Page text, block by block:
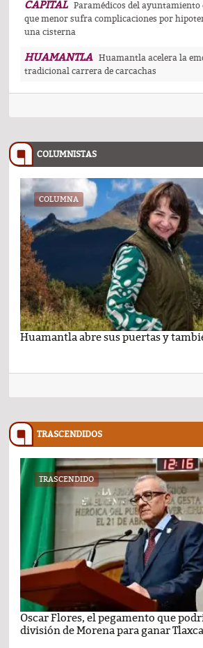
CAPITAL
Paramédicos del ayuntamiento
que menor sufra complicaciones por
una cisterna
HUAMANTLA
Huamantla acelera la
tradicional carrera de carcachas
COLUMNISTAS
COLUMNA
Huamantla abre sus puertas y
TRASCENDIDOS
TRASCENDIDO
Oscar Flores, el pegamento que
división de Morena para ganar